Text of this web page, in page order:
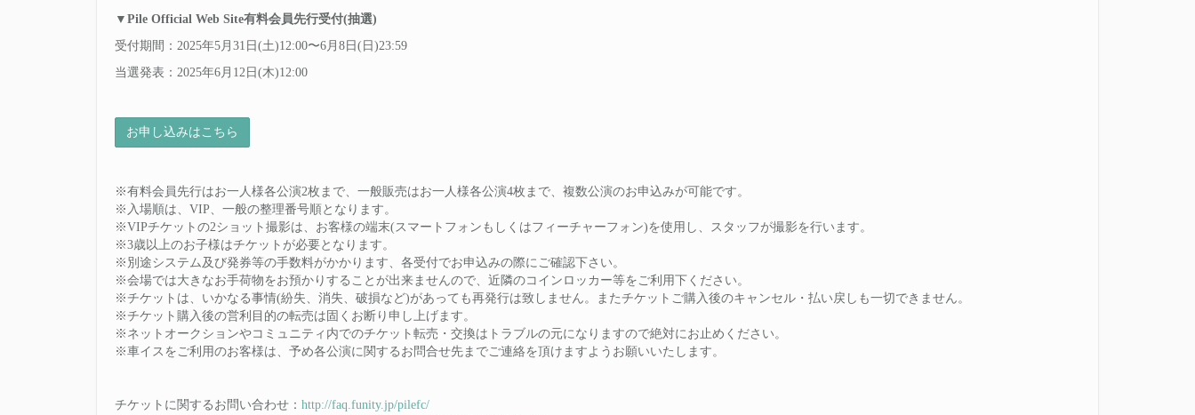
▼Pile Official Web Site有料会員先行受付(抽選)
受付期間：2025年5月31日(土)12:00〜6月8日(日)23:59
当選発表：2025年6月12日(木)12:00
お申し込みはこちら
※有料会員先行はお一人様各公演2枚まで、一般販売はお一人様各公演4枚まで、複数公演のお申込みが可能です。
※入場順は、VIP、一般の整理番号順となります。
※VIPチケットの2ショット撮影は、お客様の端末(スマートフォンもしくはフィーチャーフォン)を使用し、スタッフが撮影を行います。
※3歳以上のお子様はチケットが必要となります。
※別途システム及び発券等の手数料がかかります、各受付でお申込みの際にご確認下さい。
※会場では大きなお手荷物をお預かりすることが出来ませんので、近隣のコインロッカー等をご利用下ください。
※チケットは、いかなる事情(紛失、消失、破損など)があっても再発行は致しません。またチケットご購入後のキャンセル・払い戻しも一切できません。
※チケット購入後の営利目的の転売は固くお断り申し上げます。
※ネットオークションやコミュニティ内でのチケット転売・交換はトラブルの元になりますので絶対にお止めください。
※車イスをご利用のお客様は、予め各公演に関するお問合せ先までご連絡を頂けますようお願いいたします。
チケットに関するお問い合わせ： http://faq.funity.jp/pilefc/